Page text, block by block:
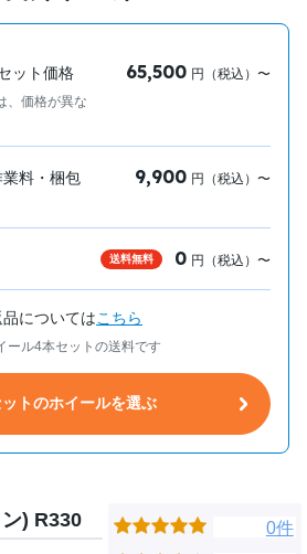
ット価格
、価格が異な
65,500 円（税込）〜
料・梱包
9,900 円（税込）〜
送料無料 0 円（税込）〜
についてはこちら
ール4本セットの送料です
トのホイールを選ぶ
) R330
0件